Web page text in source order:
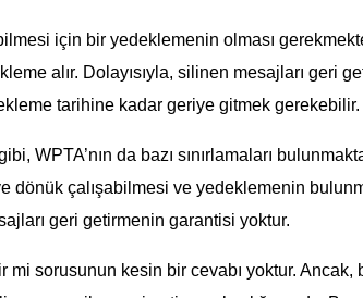
için bir yedeklemenin olması
alır. Dolayısıyla, silinen mesajları geri
tarihine kadar geriye gitmek gerekebilir.
WPTA’nın da bazı sınırlamaları
dönük çalışabilmesi ve yedeklemenin
geri getirmenin garantisi yoktur.
sorusunun kesin bir cevabı yoktur. Ancak,